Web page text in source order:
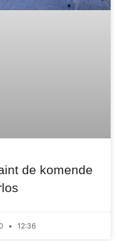
de komende
12:36